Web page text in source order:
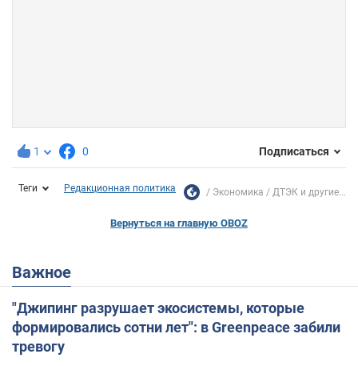
1 0 Подписаться
Теги Редакционная политика Экономика ДТЭК и другие...
Вернуться на главную OBOZ
Важное
"Джипинг разрушает экосистемы, которые
формировались сотни лет": в Greenpeace забили
тревогу